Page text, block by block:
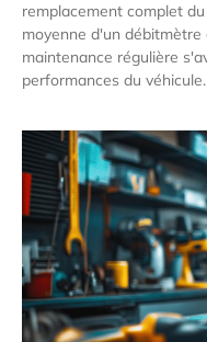
remplacement complet
moyenne d'un
maintenance régulière
performances du véhicule.